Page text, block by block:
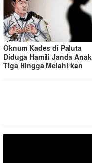
Oknum Kades di Paluta
Diduga Hamili Janda Anak
Tiga Hingga Melahirkan